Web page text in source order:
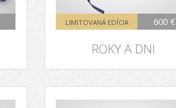
LIMITOVANÁ EDÍCIA 600 €
ROKY A DNI